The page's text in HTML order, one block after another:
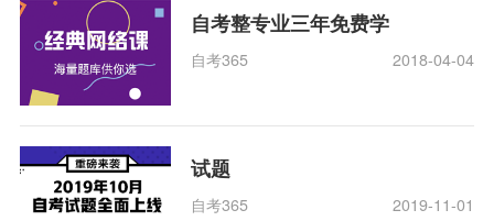
自考整专业三年免费学
自考365 2018-04-04
试题
自考365 2019-11-01